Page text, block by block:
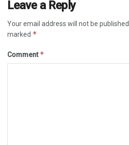
Leave a Reply
Your email address will not be published.
marked *
Comment*